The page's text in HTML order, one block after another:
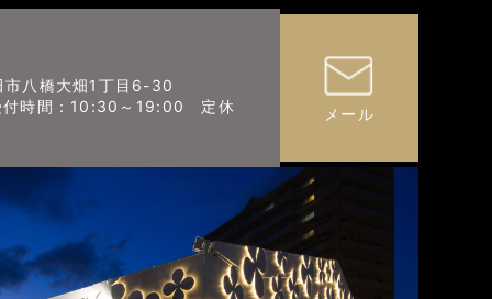
八橋大畑1丁目6-30
時間：10:30～19:00 定休
メール